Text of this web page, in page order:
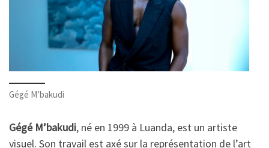
Gégé M’bakudi
Gégé M’bakudi, né en 1999 à Luanda, est un artiste
visuel. Son travail est axé sur la représentation de l’art